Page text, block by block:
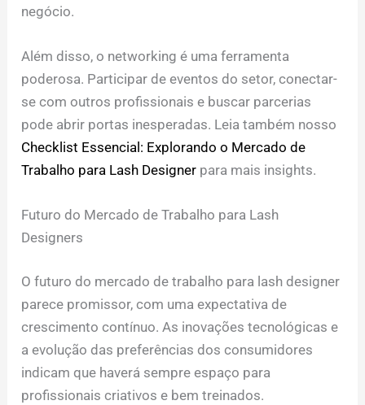
negócio.
Além disso, o networking é uma ferramenta
poderosa. Participar de eventos do setor, conectar-
se com outros profissionais e buscar parcerias
pode abrir portas inesperadas. Leia também nosso
Checklist Essencial: Explorando o Mercado de
Trabalho para Lash Designer para mais insights.
Futuro do Mercado de Trabalho para Lash
Designers
O futuro do mercado de trabalho para lash designer
parece promissor, com uma expectativa de
crescimento contínuo. As inovações tecnológicas e
a evolução das preferências dos consumidores
indicam que haverá sempre espaço para
profissionais criativos e bem treinados.